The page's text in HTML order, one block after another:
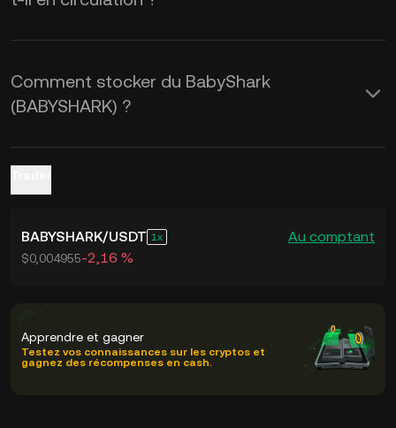
Comment stocker du BabyShark
(BABYSHARK) ?
BABYSHARK/USDT 1 Au comptant
$0,004955-2,16 %
Apprendre et gagner
Testez vos connaissances sur les cryptos et
gagnez des récompenses en cash.